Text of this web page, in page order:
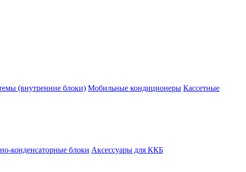
(внутренние блоки) Мобильные кондиционеры Кассетные
конденсаторные блоки Аксессуары для ККБ